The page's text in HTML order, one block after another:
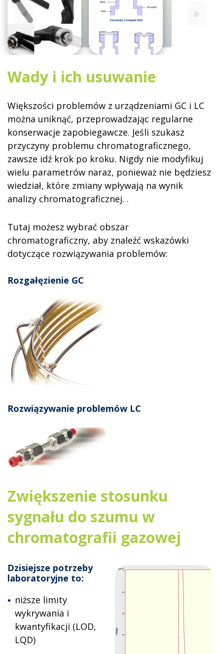
Wady i ich usuwanie
Większości problemów z urządzeniami GC i LC
można uniknąć, przeprowadzając regularne
konserwacje zapobiegawcze. Jeśli szukasz
przyczyny problemu chromatograficznego,
zawsze idź krok po kroku. Nigdy nie modyfikuj
wielu parametrów naraz, ponieważ nie będziesz
wiedział, które zmiany wpływają na wynik
analizy chromatograficznej. .
Tutaj możesz wybrać obszar
chromatograficzny, aby znaleźć wskazówki
dotyczące rozwiązywania problemów:
Rozgałęzienie GC
Rozwiązywanie problemów LC
Zwiększenie stosunku
sygnału do szumu w
chromatografii gazowej
Dzisiejsze potrzeby
laboratoryjne to:
niższe limity
wykrywania i
kwantyfikacji (LOD,
LQD)